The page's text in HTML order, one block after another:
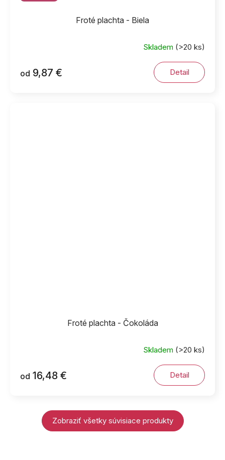
Froté plachta - Biela
Skladem (>20 ks)
od 9,87 € Detail
Froté plachta - Čokoláda
Skladem (>20 ks)
od 16,48 € Detail
Zobraziť všetky súvisiace produkty